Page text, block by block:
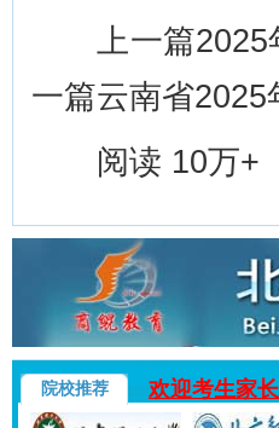
上一篇2025年
一篇云南省
阅读 10万+
院校推荐 欢迎考生家